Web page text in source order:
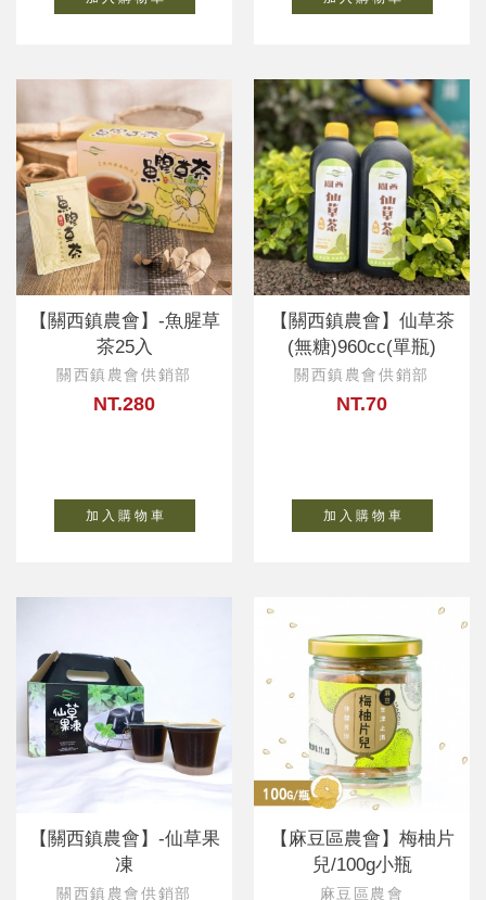
【關西鎮農會】-魚腥草
茶25入
關西鎮農會供銷部
NT.280
加 入 購 物 車
【關西鎮農會】仙草茶
(無糖)960cc(單瓶)
關西鎮農會供銷部
NT.70
加 入 購 物 車
【關西鎮農會】-仙草果
凍
關西鎮農會供銷部
【麻豆區農會】梅柚片
兒/100g小瓶
麻豆區農會